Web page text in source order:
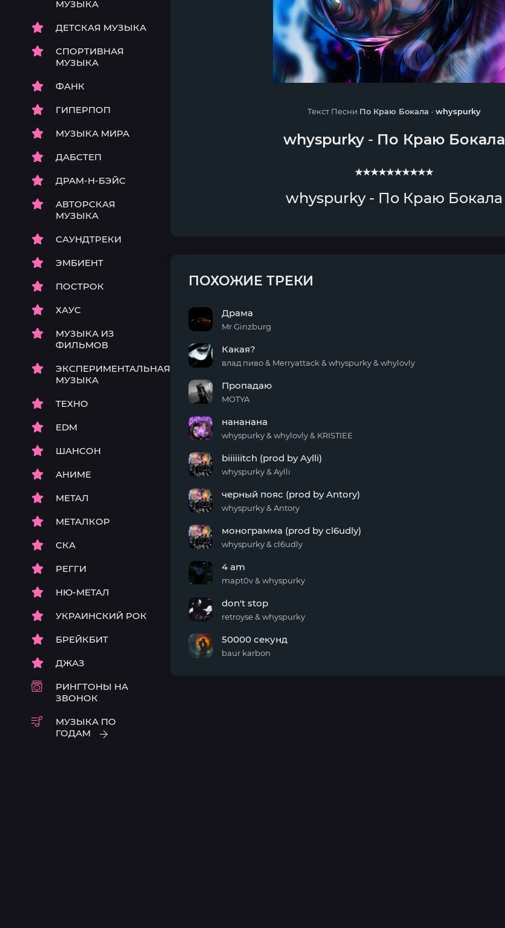
МУЗЫКА
ДЕТСКАЯ МУЗЫКА
СПОРТИВНАЯ
МУЗЫКА
ФАНК
ГИПЕРПОП
МУЗЫКА МИРА
ДАБСТЕП
ДРАМ-Н-БЭЙС
АВТОРСКАЯ
МУЗЫКА
САУНДТРЕКИ
ЭМБИЕНТ
ПОСТРОК
ХАУС
МУЗЫКА ИЗ
ФИЛЬМОВ
ЭКСПЕРИМЕНТАЛЬНАЯ
МУЗЫКА
ТЕХНО
EDM
ШАНСОН
АНИМЕ
МЕТАЛ
МЕТАЛКОР
СКА
РЕГГИ
НЮ-МЕТАЛ
УКРАИНСКИЙ РОК
БРЕЙКБИТ
ДЖАЗ
РИНГТОНЫ НА
ЗВОНОК
МУЗЫКА ПО
ГОДАМ
Текст Песни По Краю Бокала -whyspurky
whyspurky- По Краю Бокала
★★★★★★★★★★
whyspurky - По Краю Бокала
ПОХОЖИЕ ТРЕКИ
Драма
Mr Ginzburg
Какая?
влад пиво & Merryattack & whyspurky & whylovly
Пропадаю
MOTYA
нананана
whyspurky & whylovly & KRISTIEE
(prod
by
biiiiiitch (prod by Aylli)
whyspurky & Aylli
пояс
(prod
Antory)
черный пояс (prod by Antory)
whyspurky & Antory
(prod
by
монограмма (prod by cl6udly)
whyspurky & cl6udly
4 am
mapt0v & whyspurky
stop
don't stop
retroyse & whyspurky
50000 секунд
baur karbon